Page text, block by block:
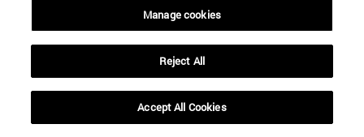
Manage cookies
Reject All
Accept All Cookies